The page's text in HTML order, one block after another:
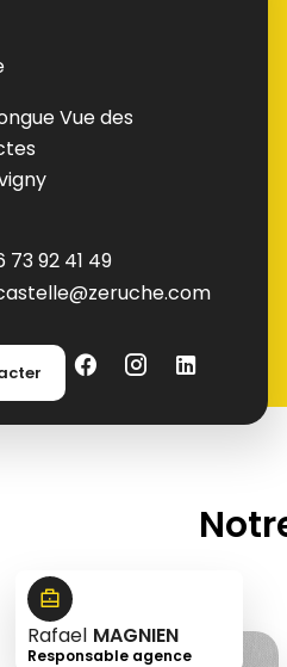
Vue des
73 92 41 49
Rafael MAGNIEN
Responsable agence